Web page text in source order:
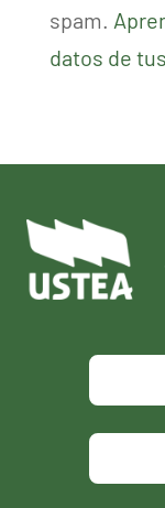
spam.
datos de